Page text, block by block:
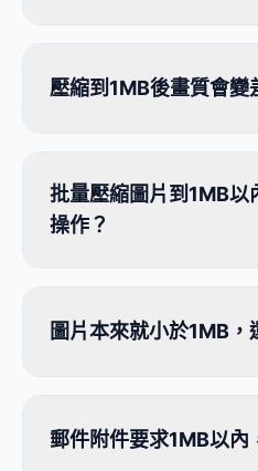
壓縮到1MB後畫質會變
批量壓縮圖片到1MB以
操作？
圖片本來就小於1MB，
郵件附件要求1MB以內